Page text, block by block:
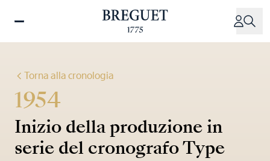
Torna alla cronologia
1954
Inizio della produzione in
serie del cronografo Type